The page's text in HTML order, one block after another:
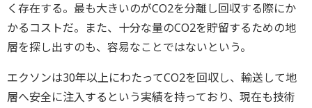
く存在する。最も大きいのがCO2を分離し回収する際にか
かるコストだ。また、十分な量のCO2を貯留するための地
層を探し出すのも、容易なことではないという。
エクソンは30年以上にわたってCO2を回収し、輸送して地
層へ安全に注入するという実績を持っており、現在も技術